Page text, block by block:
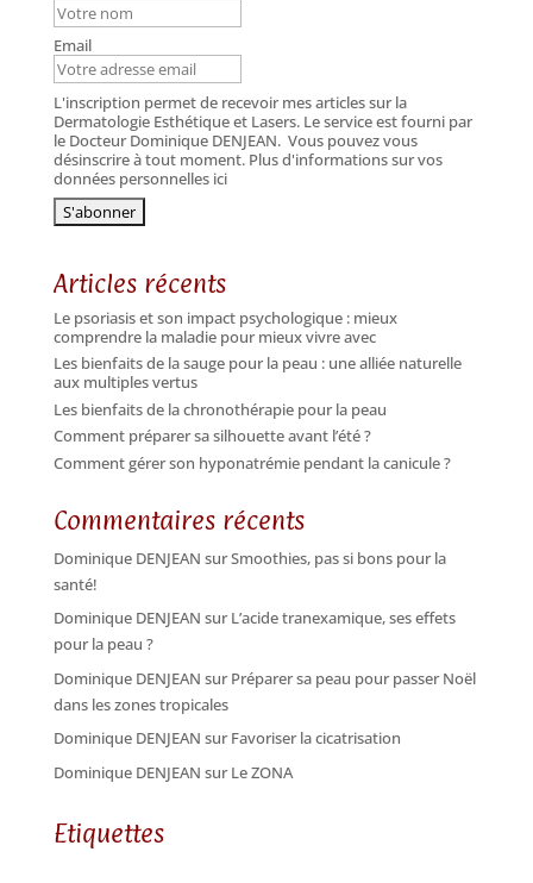
Email
L'inscription permet de recevoir mes articles sur la
Dermatologie Esthétique et Lasers. Le service est fourni par
le Docteur Dominique DENJEAN. Vous pouvez vous
désinscrire à tout moment. Plus d'informations sur vos
données personnelles ici
Articles récents
Le psoriasis et son impact psychologique : mieux
comprendre la maladie pour mieux vivre avec
Les bienfaits de la sauge pour la peau : une alliée naturelle
aux multiples vertus
Les bienfaits de la chronothérapie pour la peau
Comment préparer sa silhouette avant l’été ?
Comment gérer son hyponatrémie pendant la canicule ?
Commentaires récents
Dominique DENJEAN surSmoothies, pas si bons pour la
santé!
Dominique DENJEAN surL’acide tranexamique, ses effets
pour la peau ?
Dominique DENJEAN surPréparer sa peau pour passer Noël
dans les zones tropicales
Dominique DENJEAN surFavoriser la cicatrisation
Dominique DENJEAN surLe ZONA
Etiquettes